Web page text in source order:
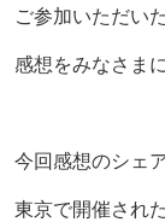
ご参加いただい
感想をみなさま
今回感想のシェ
東京で開催された